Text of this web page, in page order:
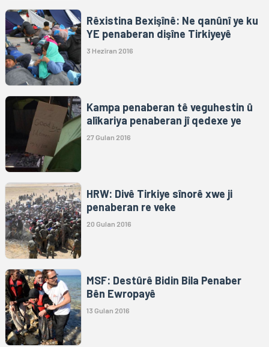
Rêxistina Bexişînê: Ne qanûnî ye ku
YE penaberan dişîne Tirkiyeyê
3 Hezîran 2016
Kampa penaberan tê veguhestin û
alîkariya penaberan jî qedexe ye
27 Gulan 2016
HRW: Divê Tirkiye sînorê xwe ji
penaberan re veke
20 Gulan 2016
MSF: Destûrê Bidin Bila Penaber
Bên Ewropayê
13 Gulan 2016